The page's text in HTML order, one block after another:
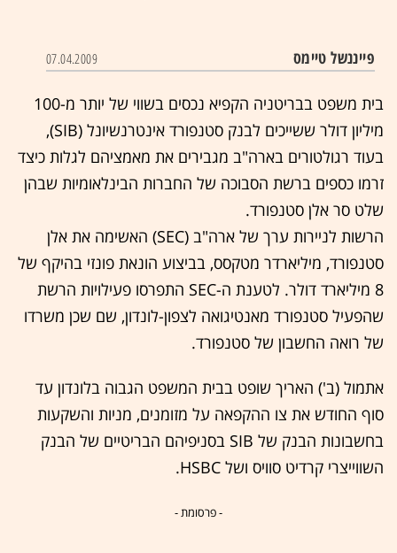
פייננשל טיימס 07.04.2009
בית משפט בבריטניה הקפיא נכסים בשווי של יותר מ-100
מיליון דולר ששייכים לבנק סטנפורד אינטרנשיונל (SIB),
בעוד רגולטורים בארה"ב מגבירים את מאמציהם לגלות כיצד
זרמו כספים ברשת הסבוכה של החברות הבינלאומיות שבהן
שלט סר אלן סטנפורד.
הרשות לניירות ערך של ארה"ב (SEC) האשימה את אלן
סטנפורד, מיליארדר מטקסס, בביצוע הונאת פונזי בהיקף של
8 מיליארד דולר. לטענת ה-SEC התפרסו פעילויות הרשת
שהפעיל סטנפורד מאנטיגואה לצפון-לונדון, שם שכן משרדו
של רואה החשבון של סטנפורד.
אתמול (ב') האריך שופט בבית המשפט הגבוה בלונדון עד
סוף החודש את צו ההקפאה על מזומנים, מניות והשקעות
בחשבונות הבנק של SIB בסניפיהם הבריטיים של הבנק
השווייצרי קרדיט סוויס ושל HSBC.
- פרסומת -